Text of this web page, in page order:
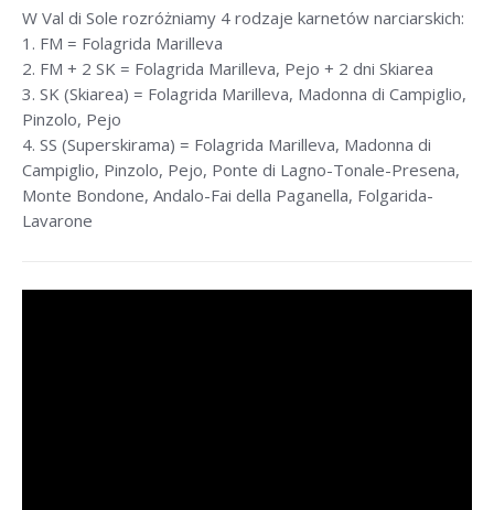
W Val di Sole rozróżniamy 4 rodzaje karnetów narciarskich:
1. FM = Folagrida Marilleva
2. FM + 2 SK = Folagrida Marilleva, Pejo + 2 dni Skiarea
3. SK (Skiarea) = Folagrida Marilleva, Madonna di Campiglio,
Pinzolo, Pejo
4. SS (Superskirama) = Folagrida Marilleva, Madonna di
Campiglio, Pinzolo, Pejo, Ponte di Lagno-Tonale-Presena,
Monte Bondone, Andalo-Fai della Paganella, Folgarida-
Lavarone